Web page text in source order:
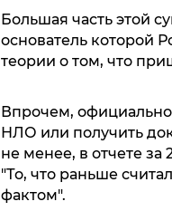
Большая часть этой
основатель которой
теории о том, что
Впрочем,
НЛО или получить
не менее, в отчете
"То, что раньше
фактом".